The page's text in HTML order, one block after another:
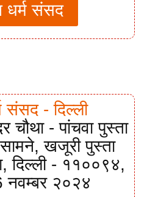
धर्म संसद
संसद - दिल्ली
चौथा - पांचवा पुस्ता
खजूरी पुस्ता
दिल्ली - ११००९४,
नवम्बर २०२४